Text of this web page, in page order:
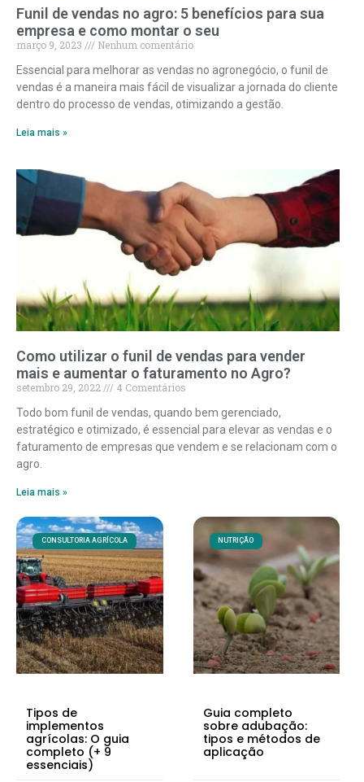
Funil de vendas no agro: 5 benefícios para sua
empresa e como montar o seu
março 9, 2023
Nenhum comentário
Essencial para melhorar as vendas no agronegócio, o funil de
vendas é a maneira mais fácil de visualizar a jornada do cliente
dentro do processo de vendas, otimizando a gestão.
Leia mais »
Como utilizar o funil de vendas para vender
mais e aumentar o faturamento no Agro?
setembro 29, 2022
4 Comentários
Todo bom funil de vendas, quando bem gerenciado,
estratégico e otimizado, é essencial para elevar as vendas e o
faturamento de empresas que vendem e se relacionam com o
agro.
Leia mais »
CONSULTORIA AGRÍCOLA
Tipos de
implementos
agrícolas: O guia
completo (+ 9
essenciais)
NUTRIÇÃO
Guia completo
sobre adubação:
tipos e métodos de
aplicação